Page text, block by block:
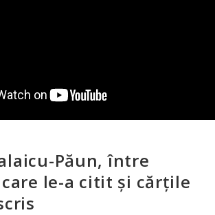
Păun, între
le-a citit și cărțile